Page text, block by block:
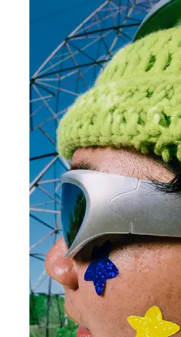
Help &
Support
Contact
About
Write
for Us